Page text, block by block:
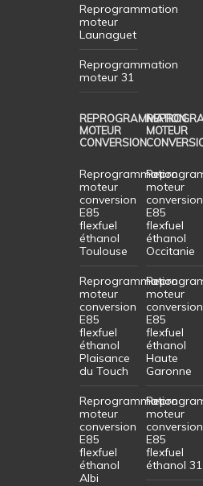
Reprogrammation
moteur
Launaguet
Reprogrammation
moteur 31
REPROGRAMMATION
MOTEUR
CONVERSION
Reprogrammation
moteur
conversion
E85
flexfuel
éthanol
Toulouse
Reprogrammation
moteur
conversion
E85
flexfuel
éthanol
Plaisance
du Touch
Reprogrammation
moteur
conversion
E85
flexfuel
éthanol
Albi
MOTEUR
moteur
conversion
E85
flexfuel
éthanol
Occitanie
moteur
conversion
E85
flexfuel
éthanol
Haute
Garonne
moteur
conversion
E85
flexfuel
éthanol 31